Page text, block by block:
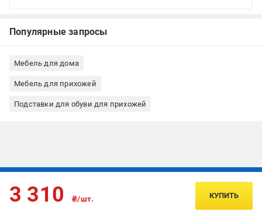
Популярные запросы
Мебель для дома
Мебель для прихожей
Подставки для обуви для прихожей
3 310 ₴/шт. КУПИТЬ
Подписывайтесь, чтобы узнавать первым об акцияx и